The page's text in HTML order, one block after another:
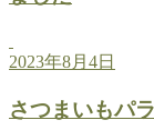
2023年8月4日
さつまいもパ